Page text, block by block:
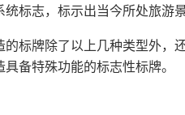
标志，标示出当今所处旅游
标牌除了以上几种类型外
备特殊功能的标志性标牌。